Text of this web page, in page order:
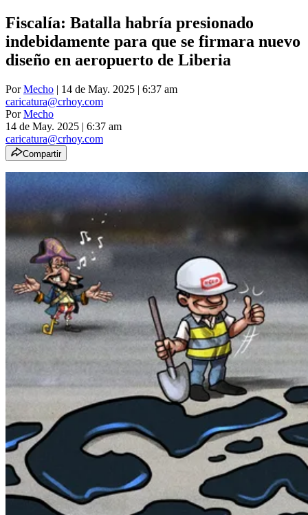
Fiscalía: Batalla habría presionado
indebidamente para que se firmara nuevo
diseño en aeropuerto de Liberia
PorMecho | 14 de May. 2025 | 6:37 am
caricatura@crhoy.com
PorMecho
14 de May. 2025 | 6:37 am
caricatura@crhoy.com
Compartir